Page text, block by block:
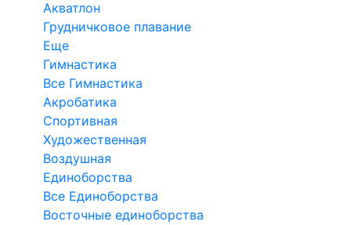
Акватлон
Грудничковое плавание
Еще
Гимнастика
Все Гимнастика
Акробатика
Спортивная
Художественная
Воздушная
Единоборства
Все Единоборства
Восточные единоборства